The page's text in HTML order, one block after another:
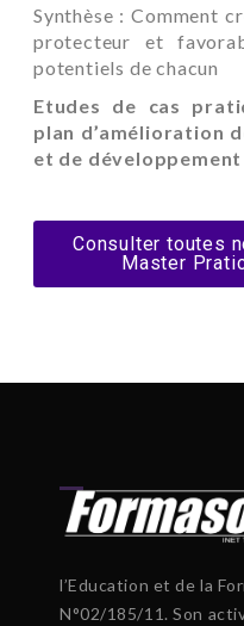
Synthèse : Comment
protecteur et
potentiels de chacun
Etudes de cas
plan d’amélioration
et de développement
Consulter toutes
Master
l’Education et de la
N°02/185/11. Son